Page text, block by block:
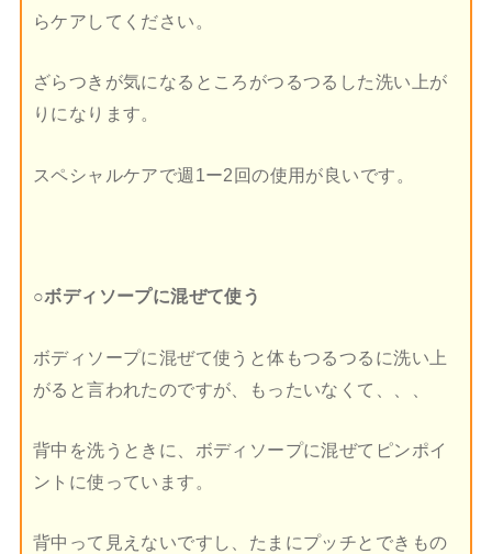
らケアしてください。
ざらつきが気になるところがつるつるした洗い上が
りになります。
スペシャルケアで週1ー2回の使用が良いです。
○ボディソープに混ぜて使う
ボディソープに混ぜて使うと体もつるつるに洗い上
がると言われたのですが、もったいなくて、、、
背中を洗うときに、ボディソープに混ぜてピンポイ
ントに使っています。
背中って見えないですし、たまにプッチとできもの